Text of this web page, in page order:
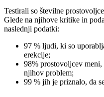
Testirali so številne
Glede na njihove kritike in
naslednji podatki:
97 % ljudi, ki so
erekcije;
98% prostovoljcev meni,
njihov problem;
99 % jih je priznalo, da